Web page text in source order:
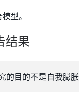
型。
结果
的目的不是自我膨